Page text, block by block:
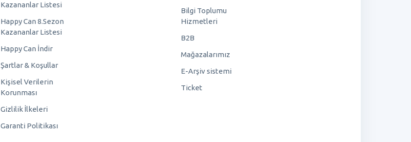
Kazananlar Listesi
Happy Can 8.Sezon
Kazananlar Listesi
Happy Can İndir
Şartlar & Koşullar
Kişisel Verilerin
Korunması
Gizlilik İlkeleri
Garanti Politikası
Bilgi Toplumu
Hizmetleri
B2B
Mağazalarımız
E-Arşiv sistemi
Ticket